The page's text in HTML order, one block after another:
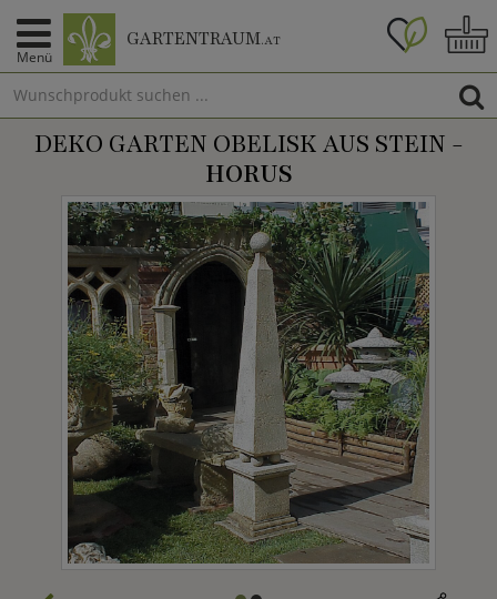
Menü
GARTENTRAUM.AT
DEKO GARTEN OBELISK AUS STEIN -
HORUS